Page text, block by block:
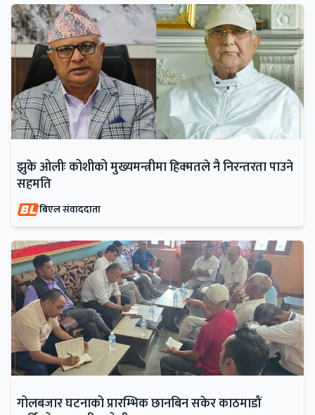
झुके ओलीः कोशीको मुख्यमन्त्रीमा हिक्मतले नै निरन्तरता पाउने
सहमति
बिएल संवाददाता
गोलबजार घटनाको प्रारम्भिक छानबिन सकेर काठमाडौं